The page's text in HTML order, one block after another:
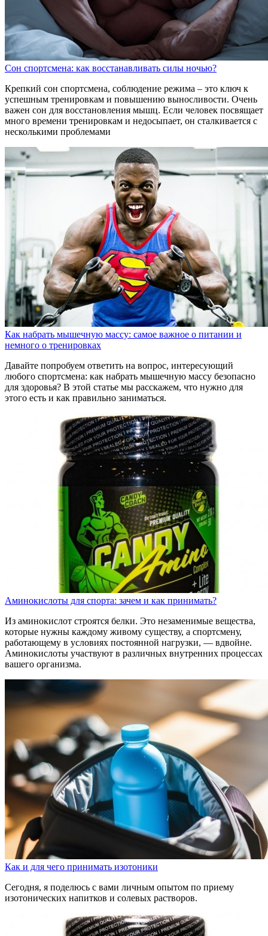
Сон спортсмена: как восстанавливать силы ночью?
Крепкий сон спортсмена, соблюдение режима – это ключ к
успешным тренировкам и повышению выносливости. Очень
важен сон для восстановления мышц. Если человек посвящает
много времени тренировкам и недосыпает, он сталкивается с
несколькими проблемами
Как набрать мышечную массу: самое важное о питании и
немного о тренировках
Давайте попробуем ответить на вопрос, интересующий
любого спортсмена: как набрать мышечную массу безопасно
для здоровья? В этой статье мы расскажем, что нужно для
этого есть и как правильно заниматься.
Аминокислоты для спорта: зачем и как принимать?
Из аминокислот строятся белки. Это незаменимые вещества,
которые нужны каждому живому существу, а спортсмену,
работающему в условиях постоянной нагрузки, — вдвойне.
Аминокислоты участвуют в различных внутренних процессах
вашего организма.
Как и для чего принимать изотоники
Сегодня, я поделюсь с вами личным опытом по приему
изотонических напитков и солевых растворов.